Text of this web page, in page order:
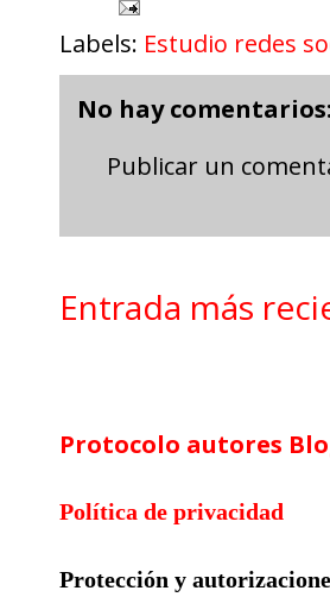
Labels: Estudio redes
No hay comentarios:
Publicar un
Entrada más
Protocolo autores
Política de privacidad
Protección y